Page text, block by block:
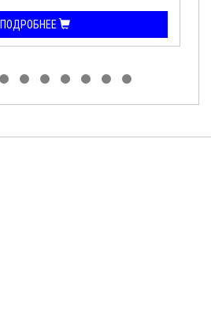
ПОДРОБНЕЕ